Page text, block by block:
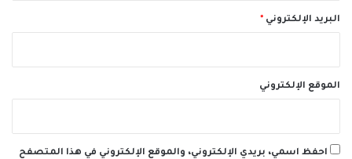
البريد الإلكتروني *
الموقع الإلكتروني
احفظ اسمي، بريدي الإلكتروني، والموقع الإلكتروني في هذا المتصفح